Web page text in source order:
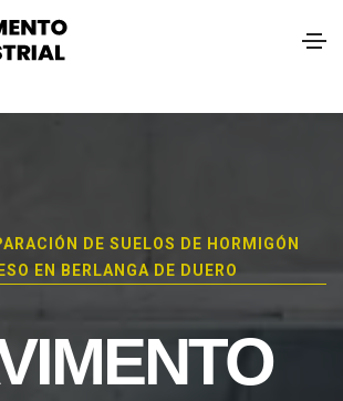
DE SUELOS DE HORMIGÓN
EN BERLANGA DE DUERO